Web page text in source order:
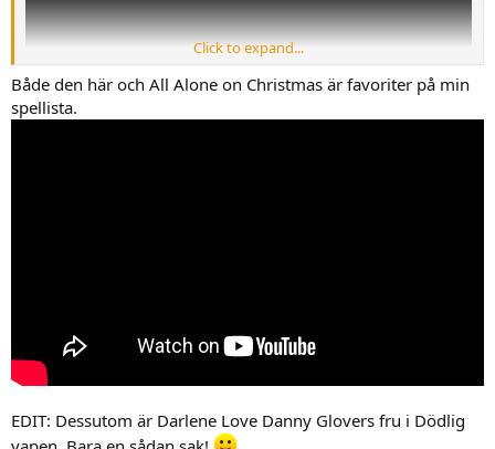
Click to expand...
Både den här och All Alone on Christmas är favoriter på min
spellista.
EDIT: Dessutom är Darlene Love Danny Glovers fru i Dödlig